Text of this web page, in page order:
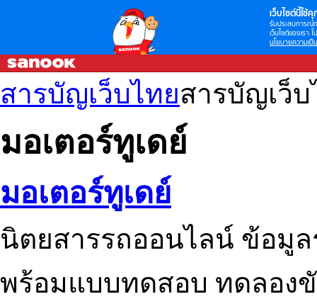
เว็บไซต์นี้ใช้คุ
รับประสบการณ์
เว็บไซต์ของเรา
นโยบายความเป็
สารบัญเว็บไทยสารบัญเว็
มอเตอร์ทูเดย์
มอเตอร์ทูเดย์
นิตยสารรถออนไลน์ ข้อมู
พร้อมแบบทดสอบ ทดลอง